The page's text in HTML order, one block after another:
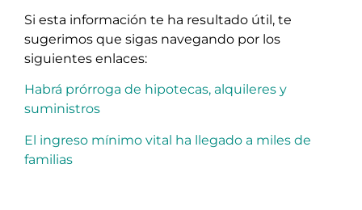
Si esta información te ha resultado útil, te
sugerimos que sigas navegando por los
siguientes enlaces:
Habrá prórroga de hipotecas, alquileres y
suministros
El ingreso mínimo vital ha llegado a miles de
familias